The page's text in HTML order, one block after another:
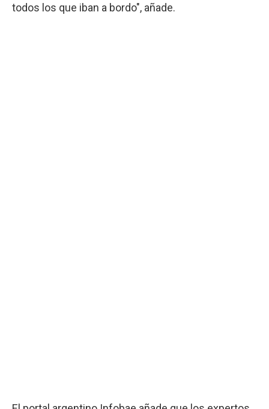
todos los que iban a bordo", añade.